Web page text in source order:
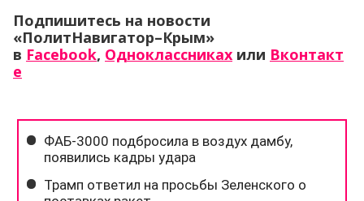
Подпишитесь на новости
«ПолитНавигатор–Крым»
в Facebook, Одноклассниках или Вконтакт
е